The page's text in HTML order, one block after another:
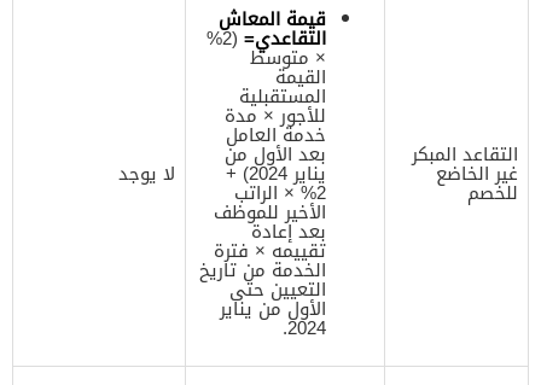
التقاعد المبكر
غير الخاضع
للخصم
قيمة المعاش
التقاعدي= (2%
× متوسط
القيمة
المستقبلية
للأجور × مدة
خدمة العامل
بعد الأول من
يناير 2024) +
2% × الراتب
الأخير للموظف
بعد إعادة
تقييمه × فترة
الخدمة من تاريخ
التعيين حتى
الأول من يناير
2024.
لا يوجد